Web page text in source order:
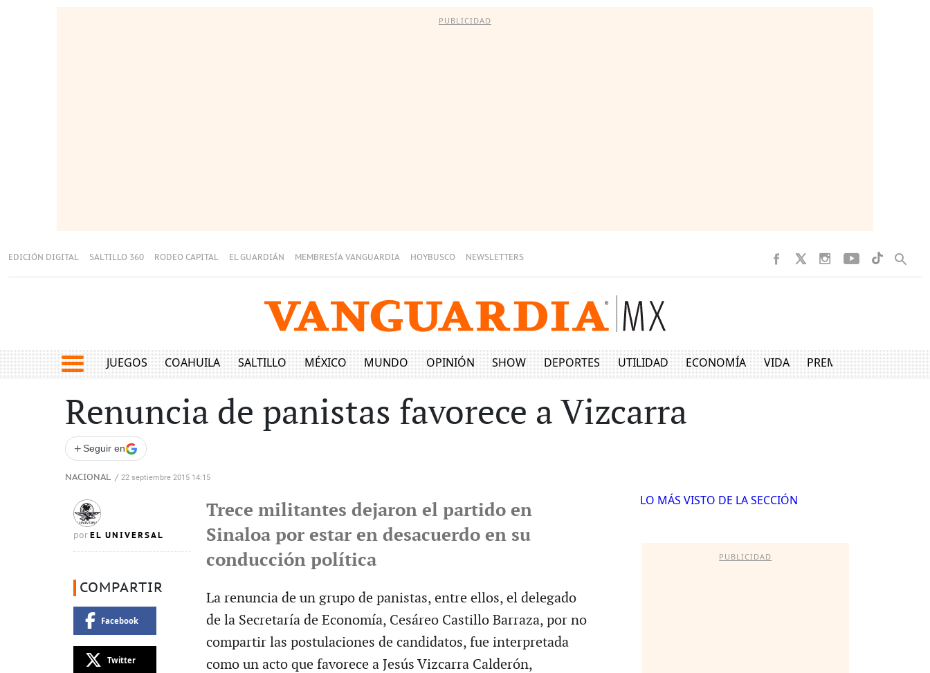
PUBLICIDAD
EDICIÓN DIGITAL SALTILLO 360 RODEO CAPITAL EL GUARDIÁN MEMBRESÍA VANGUARDIA HOYBUSCO NEWSLETTERS
JUEGOS COAHUILA SALTILLO MÉXICO MUNDO OPINIÓN SHOW DEPORTES UTILIDAD ECONOMÍA VIDA PREMIUM
Renuncia de panistas favorece a Vizcarra
+ Seguir en
NACIONAL / 22 septiembre 2015 14:15
por EL UNIVERSAL
COMPARTIR
Facebook
Twitter
Trece militantes dejaron el partido en
Sinaloa por estar en desacuerdo en su
conducción política
La renuncia de un grupo de panistas, entre ellos, el delegado
de la Secretaría de Economía, Cesáreo Castillo Barraza, por no
compartir las postulaciones de candidatos, fue interpretada
como un acto que favorece a Jesús Vizcarra Calderón,
LO MÁS VISTO DE LA SECCIÓN
PUBLICIDAD